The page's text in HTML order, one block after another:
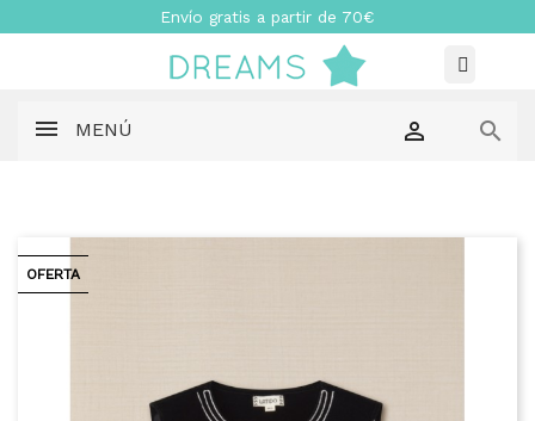
Envío gratis a partir de 70€
MENÚ  
OFERTA